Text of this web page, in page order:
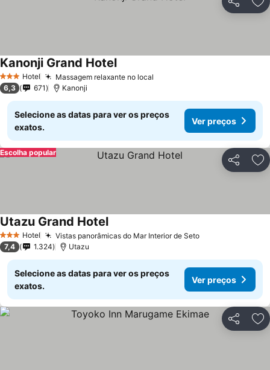
Partilhar
3 EstrelasHotel Massagem relaxante no local
Kanonji Grand Hotel
6,3 671 Kanonji
Selecione as datas para ver os preços
exatos.
Ver preços
Partilhar
Escolha popular
3 EstrelasHotel Vistas panorâmicas do Mar Interior de Seto
Utazu Grand Hotel
7,4 1.324 Utazu
Selecione as datas para ver os preços
exatos.
Ver preços
Partilhar